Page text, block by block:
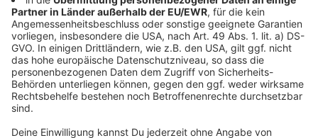
Entsprechende Umleitungsstrecken werden
ausgeschildert; auch für den regionalen Verkehr.
Detaillierte Informationen zur Verkehrsregelung
werden rechtzeitig vor dem Start der Baumaßnahme
bekannt gegeben. Doch trotz aller sorgfältigen
Vorbereitung werden sich Staus oder Verzögerungen
nicht ganz vermeiden lassen, gerade im Berufsverkehr.
Wer kann, sollte während der Baumaßnahme daher